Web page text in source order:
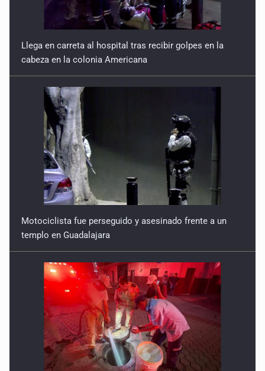
Llega en carreta al hospital tras recibir golpes en la
cabeza en la colonia Americana
Motociclista fue perseguido y asesinado frente a un
templo en Guadalajara